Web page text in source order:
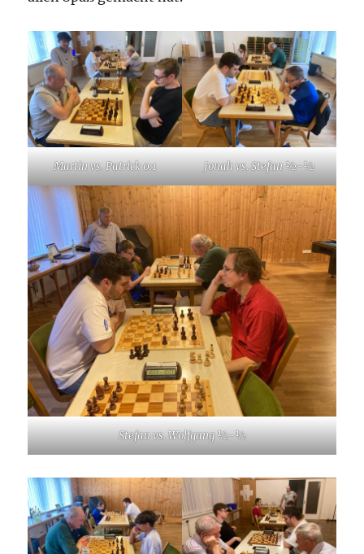
Martin vs. Patrick 0:1 Jonah vs. Stefan ½-½
Stefan vs. Wolfgang ½-½